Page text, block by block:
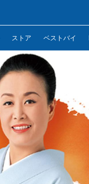
ストア ベストバイ